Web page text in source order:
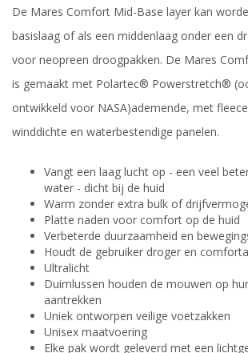
De Mares Comfort Mid-Base layer kan
basislaag of als een middenlaag onder een
voor neopreen droogpakken. De Mares
is gemaakt met Polartec® Powerstretch®
ontwikkeld voor NASA)ademende, met
winddichte en waterbestendige panelen.
Vangt een laag lucht op - een veel
water - dicht bij de huid
Warm zonder extra bulk of
Platte naden voor comfort op de huid
Verbeterde duurzaamheid en
Houdt de gebruiker droger en
Ultralicht
Duimlussen houden de mouwen op
aantrekken
Uniek ontworpen veilige voetzakken
Unisex maatvoering
Elke pak wordt geleverd met een